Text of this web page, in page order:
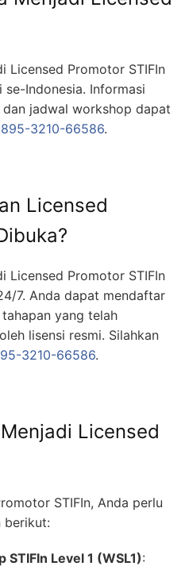
Licensed Promotor STIFIn
Indonesia. Informasi
jadwal workshop dapat
3210-66586.
Licensed
Licensed Promotor STIFIn
7. Anda dapat mendaftar
yang telah
lisensi resmi. Silahkan
3210-66586.
Licensed
STIFIn, Anda perlu
berikut:
Level 1 (WSL1):